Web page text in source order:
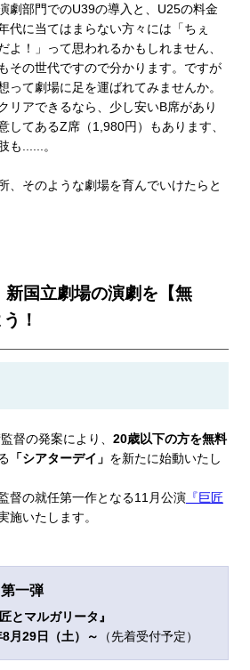
劇部門でのU39の導入と、U25の料金
代に当てはまらない方々には「ちぇ
よ！」って思われるかもしれません、
その世代ですので分かります。ですが
って劇場に足を運ばれてみませんか。
リアできるなら、少し安いB席があり
してあるZ席（1,980円）もあります、
も......。
、そのような劇場を育んでいけたらと
新国立劇場の演劇を【無
！
督の発案により、 20歳以下の方を無料
「シアターデイ」 を新たに始動いたし
督の就任第一作となる11月公演『巨匠
施いたします。
一弾
匠とマルガリータ』
8月29日（土）～ （先着受付予定）